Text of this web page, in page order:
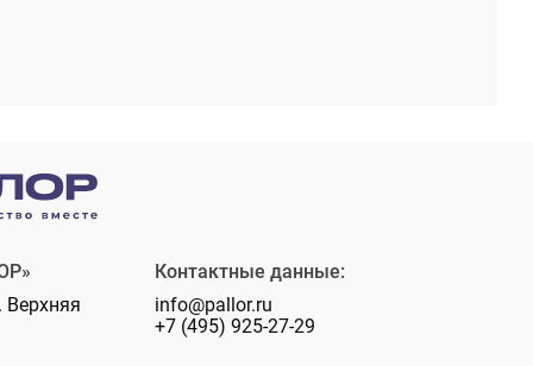
Верхняя
Контактные данные:
info@pallor.ru
+7 (495) 925-27-29